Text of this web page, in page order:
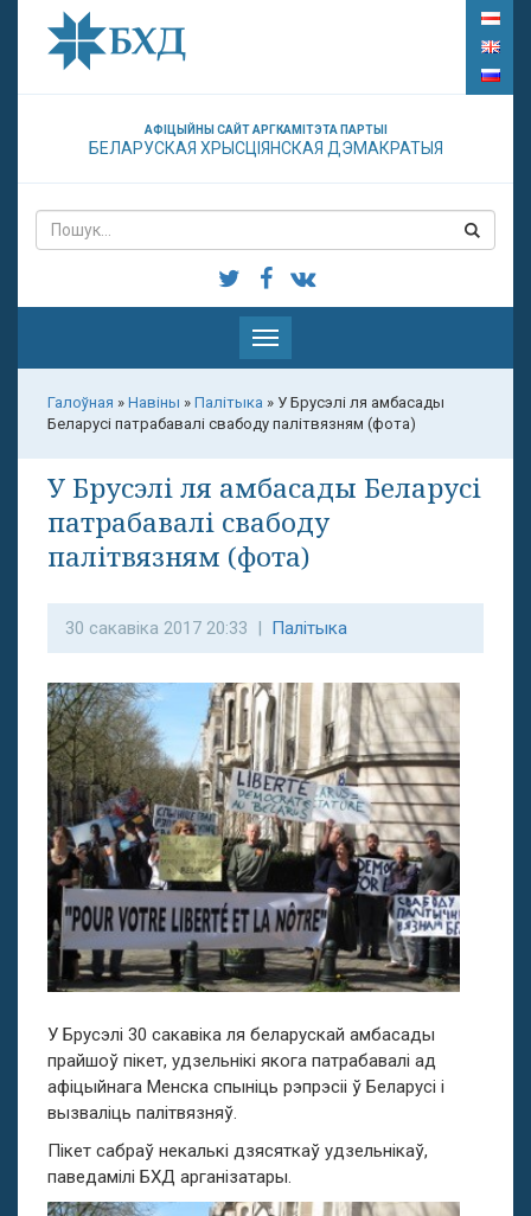
АФІЦЫЙНЫ САЙТ АРГКАМІТЭТА ПАРТЫІ
БЕЛАРУСКАЯ ХРЫСЦІЯНСКАЯ ДЭМАКРАТЫЯ
Паказаць
меню
Галоўная » Навіны » Палітыка » У Брусэлі ля амбасады
Беларусі патрабавалі свабоду палітвязням (фота)
У Брусэлі ля амбасады Беларусі
патрабавалі свабоду
палітвязням (фота)
30 сакавіка 2017 20:33 | Палітыка
У Брусэлі 30 сакавіка ля беларускай амбасады
прайшоў пікет, удзельнікі якога патрабавалі ад
афіцыйнага Менска спыніць рэпрэсіі ў Беларусі і
вызваліць палітвязняў.
Пікет сабраў некалькі дзясяткаў удзельнікаў,
паведамілі БХД арганізатары.